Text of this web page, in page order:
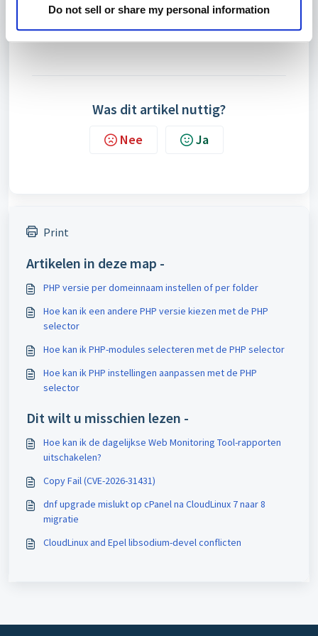
Do not sell or share my personal information
een stap verder in de beveiliging van jouw website en zijn we
verder voor meer informatie.
Was dit artikel nuttig?
Nee Ja
Print
Artikelen in deze map -
PHP versie per domeinnaam instellen of per folder
Hoe kan ik een andere PHP versie kiezen met de PHP
selector
Hoe kan ik PHP-modules selecteren met de PHP selector
Hoe kan ik PHP instellingen aanpassen met de PHP
selector
Dit wilt u misschien lezen -
Hoe kan ik de dagelijkse Web Monitoring Tool-rapporten
uitschakelen?
Copy Fail (CVE-2026-31431)
dnf upgrade mislukt op cPanel na CloudLinux 7 naar 8
migratie
CloudLinux and Epel libsodium-devel conflicten